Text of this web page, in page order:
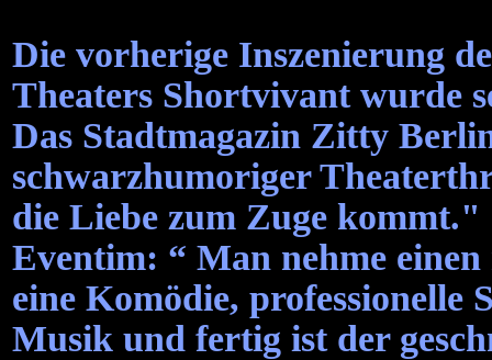
Die vorherige Inszenierung
Theaters Shortvivant wurde
Das Stadtmagazin Zitty
schwarzhumoriger
die Liebe zum Zuge kommt."
Eventim: “ Man nehme einen
eine Komödie, professionelle
Musik und fertig ist der